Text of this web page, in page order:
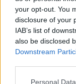
your opt-out. You
disclosure of your
IAB’s list of
also be disclosed
Downstream
Personal
Todo el bien, todo
Silenzio
Le parole
​L’Australiana
Le stelle del jazz
Vita & morte
Auguri